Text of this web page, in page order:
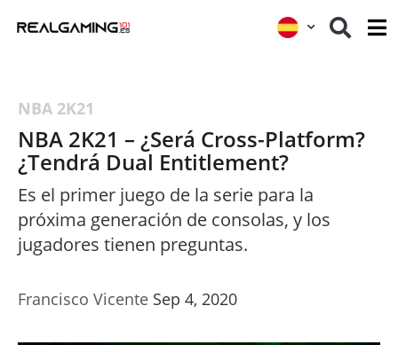
NBA 2K21
NBA 2K21 – ¿Será Cross-Platform?
¿Tendrá Dual Entitlement?
Es el primer juego de la serie para la
próxima generación de consolas, y los
jugadores tienen preguntas.
Francisco Vicente Sep 4, 2020